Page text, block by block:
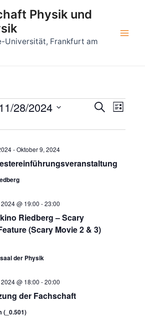
Physik und
Universität, Frankfurt am
SucheListe
11/28/2024
-Oktober 9, 2024
Riedberg – Scary
(Scary Movie 2 & 3)
@ 19:00 -23:00
der Physik
der Fachschaft
@ 18:00 -20:00
(_0.501)